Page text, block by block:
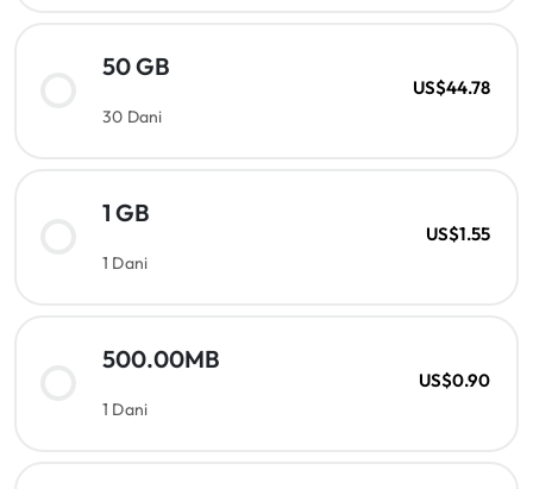
50 GB
30 Dani
US$44.78
1 GB
1 Dani
US$1.55
500.00MB
1 Dani
US$0.90